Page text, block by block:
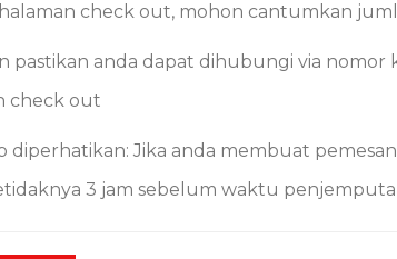
halaman check out, mohon cantumkan
pastikan anda dapat dihubungi via nomor
check out
diperhatikan: Jika anda membuat
3 jam sebelum waktu